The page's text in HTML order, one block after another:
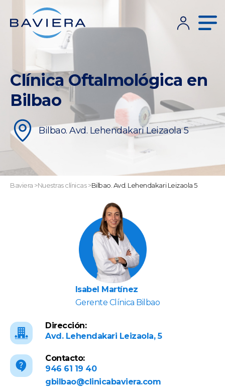
Clínica Oftalmológica en
Bilbao
Bilbao. Avd. Lehendakari Leizaola 5
Baviera >Nuestras clínicas>Bilbao. Avd. Lehendakari Leizaola 5
Isabel Martínez
Gerente Clínica Bilbao
Dirección:
Avd. Lehendakari Leizaola, 5
Contacto:
946 61 19 40
gbilbao@clinicabaviera.com